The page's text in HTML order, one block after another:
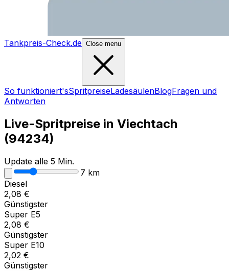
Tankpreis-Check.de Close menu
So funktioniert'sSpritpreiseLadesäulenBlogFragen und
Antworten
Live-Spritpreise in Viechtach
(94234)
Update alle 5 Min.
7 km
Diesel
2,08 €
Günstigster
Super E5
2,08 €
Günstigster
Super E10
2,02 €
Günstigster